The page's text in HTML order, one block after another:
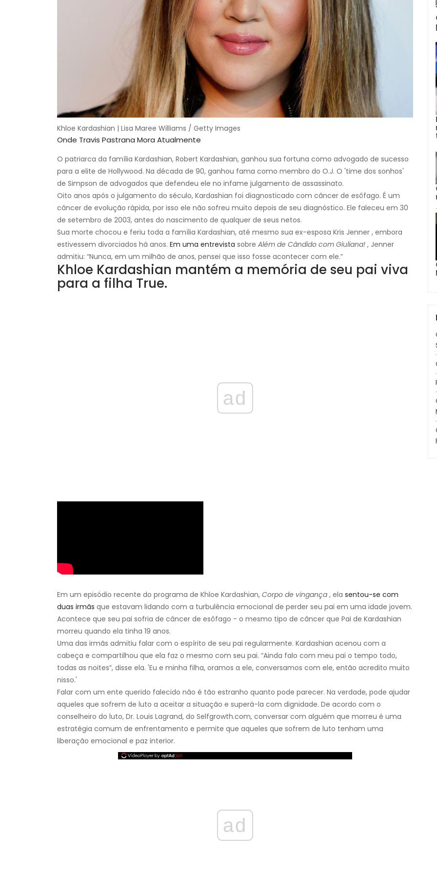
Khloe Kardashian | Lisa Maree Williams / Getty Images
Onde Travis Pastrana Mora Atualmente
O patriarca da família Kardashian, Robert Kardashian, ganhou sua fortuna como advogado de sucesso
para a elite de Hollywood. Na década de 90, ganhou fama como membro do O.J. O 'time dos sonhos'
de Simpson de advogados que defendeu ele no infame julgamento de assassinato.
Oito anos após o julgamento do século, Kardashian foi diagnosticado com câncer de esôfago. É um
câncer de evolução rápida, por isso ele não sofreu muito depois de seu diagnóstico. Ele faleceu em 30
de setembro de 2003, antes do nascimento de qualquer de seus netos.
Sua morte chocou e feriu toda a família Kardashian, até mesmo sua ex-esposa Kris Jenner , embora
estivessem divorciados há anos. Em uma entrevista sobre Além de Cândido com Giuliana! , Jenner
admitiu: “Nunca, em um milhão de anos, pensei que isso fosse acontecer com ele.”
Khloe Kardashian mantém a memória de seu pai viva
para a filha True.
ad
Em um episódio recente do programa de Khloe Kardashian, Corpo de vingança , ela sentou-se com
duas irmãs que estavam lidando com a turbulência emocional de perder seu pai em uma idade jovem.
Acontece que seu pai sofria de câncer de esôfago - o mesmo tipo de câncer que Pai de Kardashian
morreu quando ela tinha 19 anos.
Uma das irmãs admitiu falar com o espírito de seu pai regularmente. Kardashian acenou com a
cabeça e compartilhou que ela faz o mesmo com seu pai. “Ainda falo com meu pai o tempo todo,
todas as noites”, disse ela. 'Eu e minha filha, oramos a ele, conversamos com ele, então acredito muito
nisso.'
Falar com um ente querido falecido não é tão estranho quanto pode parecer. Na verdade, pode ajudar
aqueles que sofrem de luto a aceitar a situação e superá-la com dignidade. De acordo com o
conselheiro do luto, Dr. Louis Lagrand, do Selfgrowth.com, conversar com alguém que morreu é uma
estratégia comum de enfrentamento e permite que aqueles que sofrem de luto tenham uma
liberação emocional e paz interior.
ad